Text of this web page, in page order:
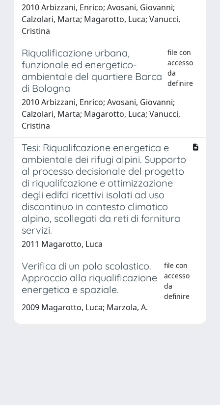
2010 Arbizzani, Enrico; Avosani, Giovanni;
Calzolari, Marta; Magarotto, Luca; Vanucci,
Cristina
Riqualificazione urbana,
funzionale ed energetico-
ambientale del quartiere Barca
di Bologna
file con
accesso
da
definire
2010 Arbizzani, Enrico; Avosani, Giovanni;
Calzolari, Marta; Magarotto, Luca; Vanucci,
Cristina
Tesi: Riqualifcazione energetica e
ambientale dei rifugi alpini. Supporto
al processo decisionale del progetto
di riqualifcazione e ottimizzazione
degli edifci ricettivi isolati ad uso
discontinuo in contesto climatico
alpino, scollegati da reti di fornitura
servizi.
2011 Magarotto, Luca
Verifica di un polo scolastico.
Approccio alla riqualificazione
energetica e spaziale.
file con
accesso
da
definire
2009 Magarotto, Luca; Marzola, A.